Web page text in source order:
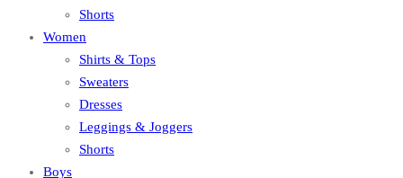
Shorts
Women
Shirts & Tops
Sweaters
Dresses
Leggings & Joggers
Shorts
Boys